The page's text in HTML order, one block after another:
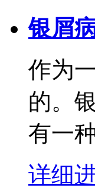
银屑
作为
的。
有一
详细